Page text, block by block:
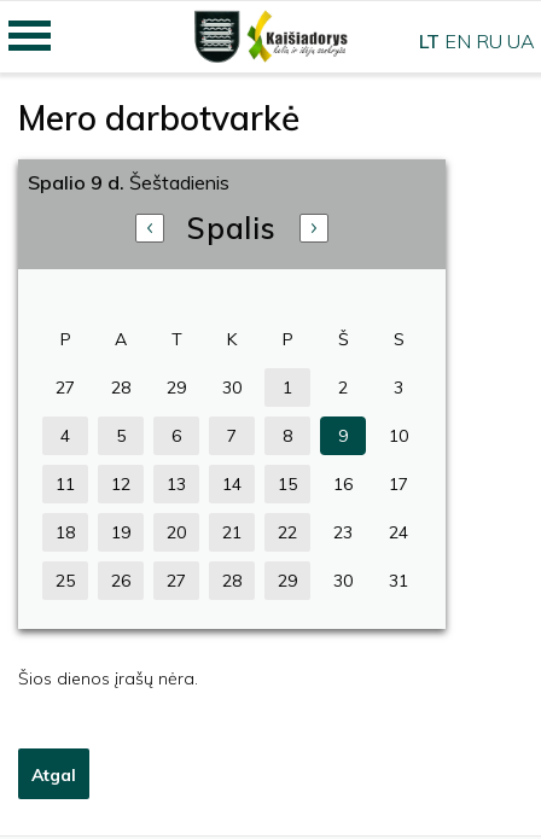
Mero darbotvarkė
Spalio 9 d. Šeštadienis
Spalis
P A T K P Š S
27 28 29 30 1 2 3
4 5 6 7 8 9 10
11 12 13 14 15 16 17
18 19 20 21 22 23 24
25 26 27 28 29 30 31
Šios dienos įrašų nėra.
Atgal
LT EN RU UA